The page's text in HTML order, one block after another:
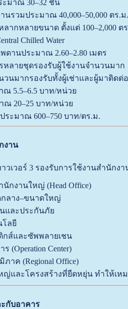
ะมาณ 30–32 ชั้น
รวมประมาณ 40,000–50,000 ตร.ม.
ากหลายขนาด ตั้งแต่ 100–2,000 ต
Chilled Water
ดานประมาณ 2.60–2.80 เมตร
หลายชุดรองรับผู้ใช้งานจำนวนมาก
วนมากรองรับทั้งผู้เช่าและผู้มาติดต่อ
ณ 5.5–6.5 บาท/หน่วย
ณ 20–25 บาท/หน่วย
ระมาณ 600–750 บาท/ตร.ม.
งาน
วเวอร์ 3 รองรับการใช้งานสำนักง
กงานใหญ่ (Head Office)
ลาง–ขนาดใหญ่
นและประกันภัย
โลยี
กส์และซัพพลายเชน
(Operation Center)
าค (Regional Office)
และโครงสร้างที่ยืดหยุ่น ทำให้เห
กับอาคาร